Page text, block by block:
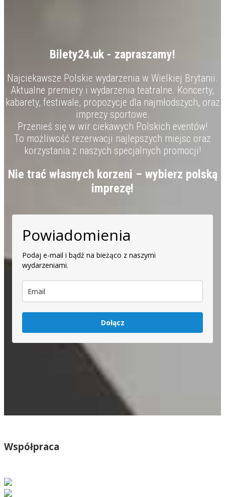
Bilety24.uk - zapraszamy!
Najciekawsze Polskie wydarzenia w Wielkiej Brytanii.
Aktualne premiery i wydarzenia teatralne. Koncerty,
kabarety, festiwale, propozycje dla najmłodszych, oraz
imprezy sportowe.
Przenieś się w wir ciekawych Polskich eventów!
To możliwość rezerwacji najlepszych miejsc oraz
korzystania z naszych specjalnych promocji!
Nie trać własnych korzeni – wybierz polską
imprezę!
Powiadomienia
Podaj e-mail i bądź na bieżąco z naszymi
wydarzeniami.
Dołącz
Współpraca